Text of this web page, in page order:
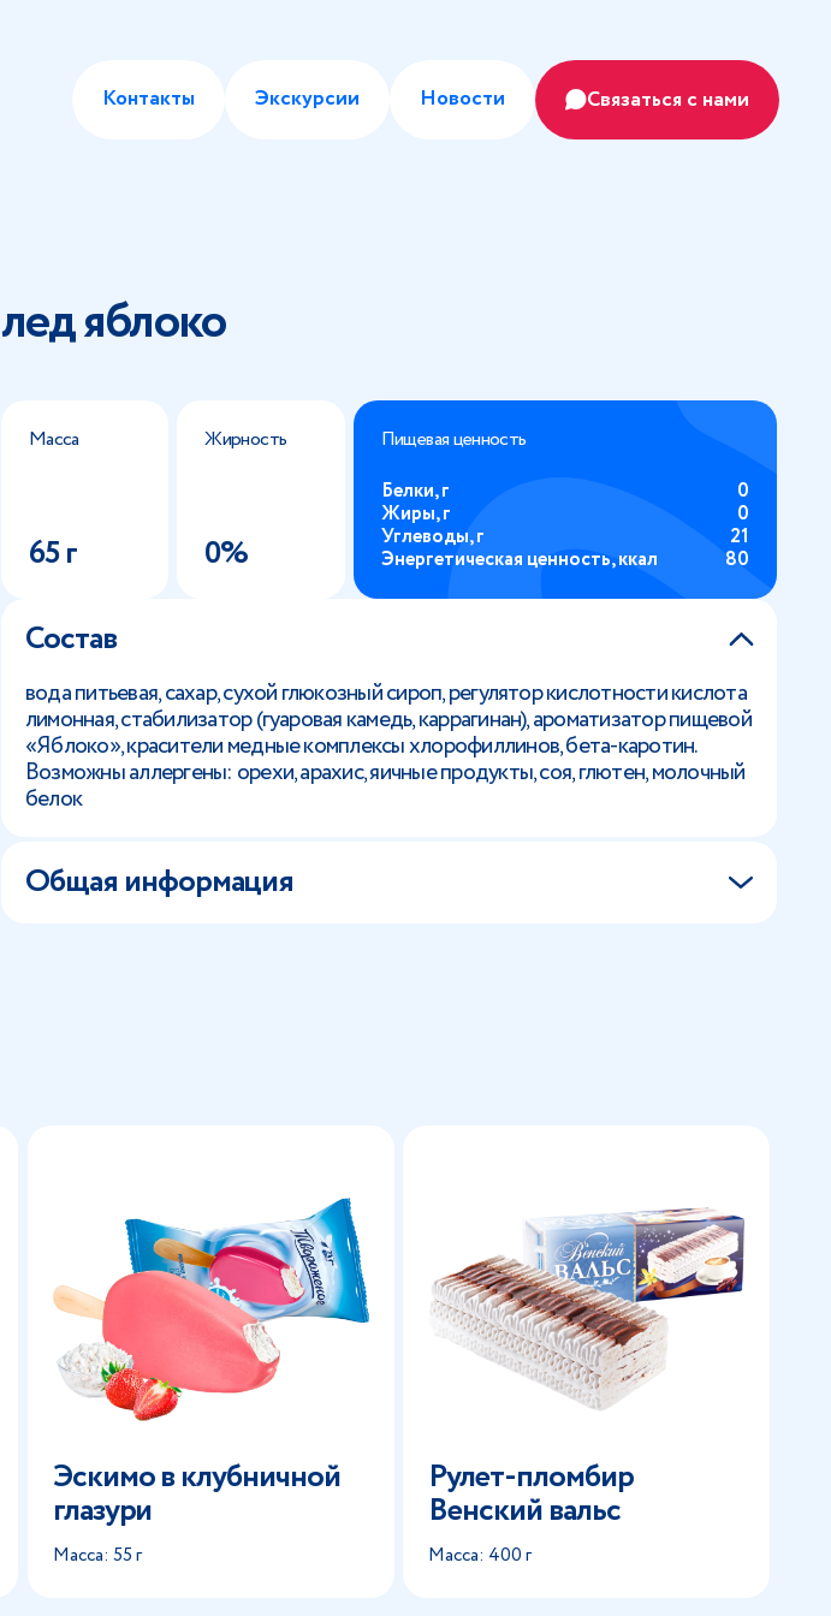
Контакты Экскурсии Новости Связаться с нами
лед яблоко
Масса
65 г
Жирность
0%
Пищевая ценность
Белки, г
0
Жиры, г
0
Углеводы, г
21
Энергетическая ценность, ккал
80
Состав
вода питьевая, сахар, сухой глюкозный сироп, регулятор кислотности кислота
лимонная, стабилизатор (гуаровая камедь, каррагинан), ароматизатор пищевой
«Яблоко», красители медные комплексы хлорофиллинов, бета-каротин.
Возможны аллергены: орехи, арахис, яичные продукты, соя, глютен, молочный
белок
Общая информация
Эскимо в клубничной
глазури
Масса: 55 г
Рулет-пломбир
Венский вальс
Масса: 400 г